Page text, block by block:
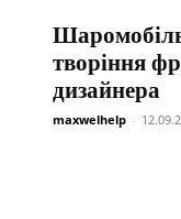
творіння
дизайнера
maxwelhelp -